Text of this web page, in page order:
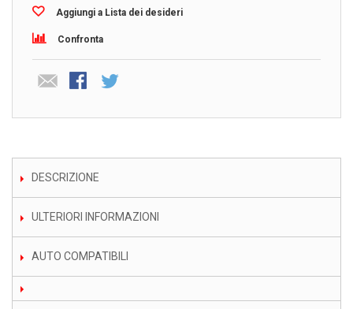
Aggiungi a Lista dei desideri
Confronta
DESCRIZIONE
ULTERIORI INFORMAZIONI
AUTO COMPATIBILI